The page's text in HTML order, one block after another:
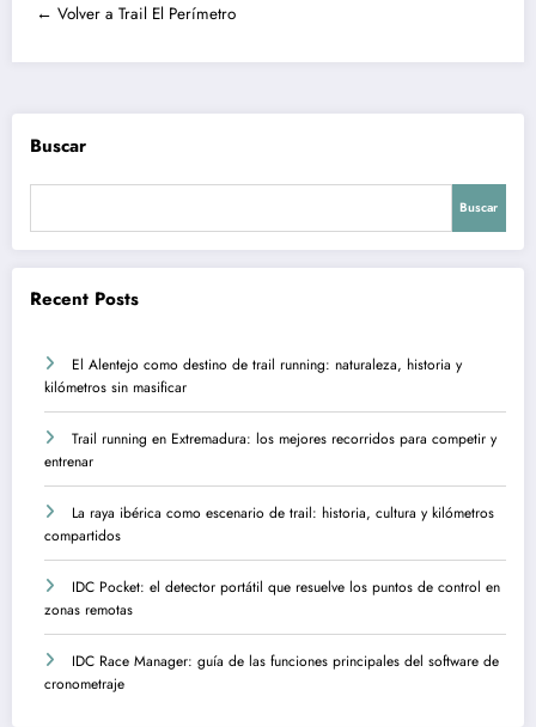
← Volver a Trail El Perímetro
Buscar
Buscar
Recent Posts
El Alentejo como destino de trail running: naturaleza, historia y
kilómetros sin masificar
Trail running en Extremadura: los mejores recorridos para competir y
entrenar
La raya ibérica como escenario de trail: historia, cultura y kilómetros
compartidos
IDC Pocket: el detector portátil que resuelve los puntos de control en
zonas remotas
IDC Race Manager: guía de las funciones principales del software de
cronometraje